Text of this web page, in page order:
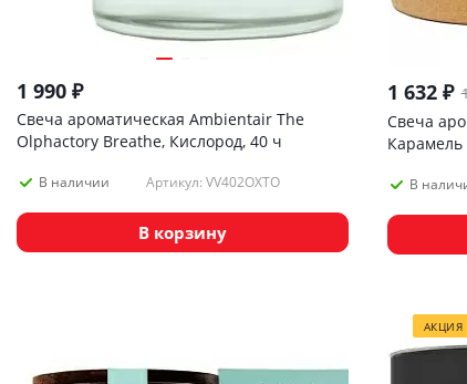
1 990 ₽
Свеча ароматическая Ambientair The
Olphactory Breathe, Кислород, 40 ч
В наличии Артикул: VV402OXTO
В корзину
1 632₽
Свеча
Карамель
В
АКЦИЯ